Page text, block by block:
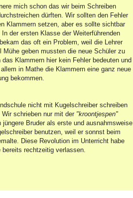
mich schon das wir beim Schreiben
dürften. Wir sollten den Fehler
Klammern setzen, aber es sollte sichtbar
In der ersten Klasse der Weiterführenden
das oft ein Problem, weil die Lehrer
Mühe geben mussten die neue Schüler zu
das Klammern hier kein Fehler bedeuten und
in Mathe die Klammern eine ganz neue
bekommen.
nicht mit Kugelschreiber schreiben
schrieben nur mit der "kroontjespen"
Bruder als erste und ausnahmsweise
benutzen, weil er sonnst beim
Diese Revolution im Unterricht habe
rechtzeitig verlassen.